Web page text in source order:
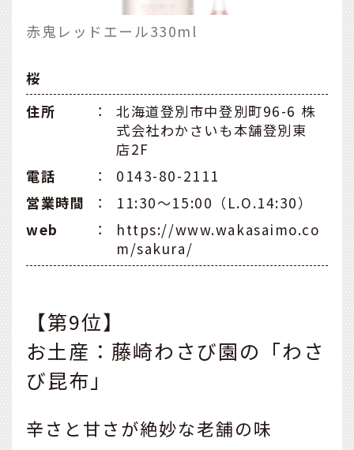
赤鬼レッドエール330ml
桜
住所
：
北海道登別市中登別町96-6 株
式会社わかさいも本舗登別東
店2F
電話
：
0143-80-2111
営業時間
：
11:30～15:00（L.O.14:30）
web
：
https://www.wakasaimo.co
m/sakura/
【第9位】
お土産：藤崎わさび園の「わさ
び昆布」
辛さと甘さが絶妙な老舗の味